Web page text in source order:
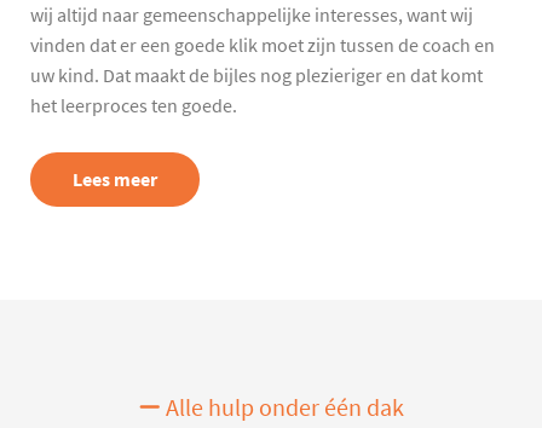
wij altijd naar gemeenschappelijke interesses, want wij
vinden dat er een goede klik moet zijn tussen de coach en
uw kind. Dat maakt de bijles nog plezieriger en dat komt
het leerproces ten goede.
Lees meer
Alle hulp onder één dak